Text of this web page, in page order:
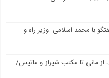
با محمد اسلامی- وزیر راه و
از مانی تا مکتب شیراز و ماتیس/